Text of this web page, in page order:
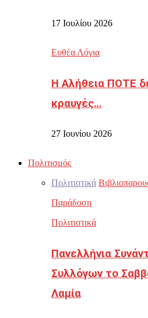
17 Ιουλίου 2026
Ευθέα Λόγια
Η Αλήθεια ΠΟΤΕ
κραυγές…
27 Ιουνίου 2026
Πολιτισμός
Πολιτιστικά
Παράδοση
Πολιτιστικά
Πανελλήνια
Συλλόγων το
Λαμία